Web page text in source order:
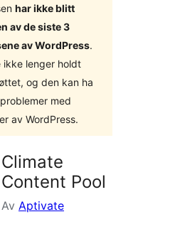
har ikke blitt
av de siste 3
av WordPress.
ikke lenger holdt
og den kan ha
med
av WordPress.
Climate
Content Pool
Av Aptivate